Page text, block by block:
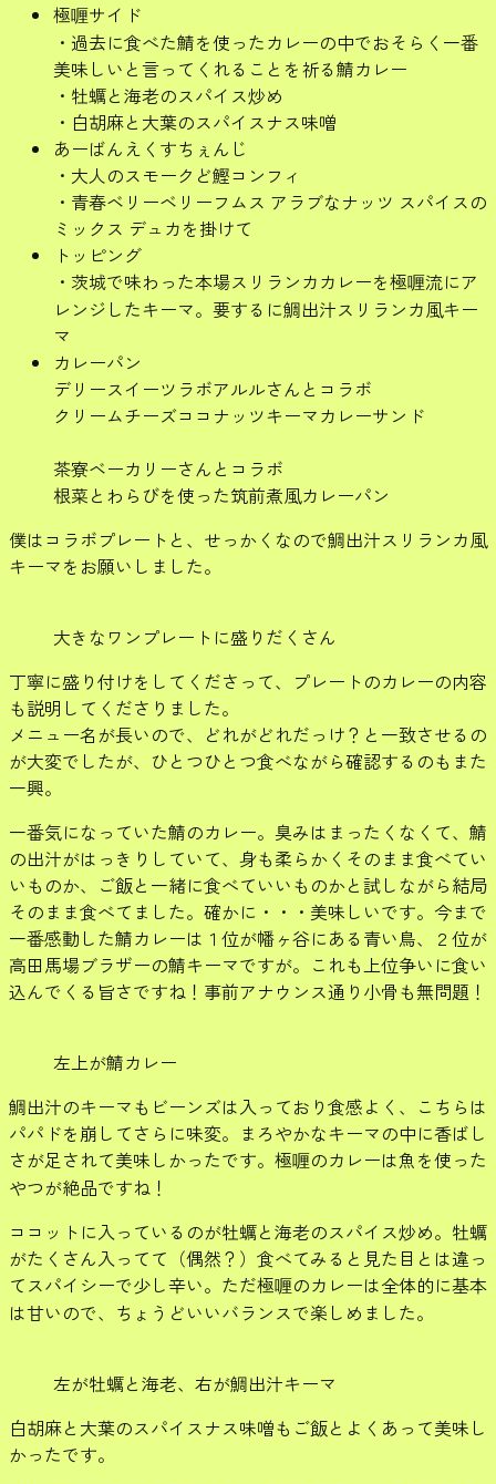
極喱サイド
・過去に食べた鯖を使ったカレーの中でおそらく一番
美味しいと言ってくれることを祈る鯖カレー
・牡蠣と海老のスパイス炒め
・白胡麻と大葉のスパイスナス味噌
あーばんえくすちぇんじ
・大人のスモークど鰹コンフィ
・青春ベリーベリーフムス アラブなナッツ スパイスの
ミックス デュカを掛けて
トッピング
・茨城で味わった本場スリランカカレーを極喱流にア
レンジしたキーマ。要するに鯛出汁スリランカ風キー
マ
カレーパン
デリースイーツラボアルルさんとコラボ
クリームチーズココナッツキーマカレーサンド
茶寮ベーカリーさんとコラボ
根菜とわらびを使った筑前煮風カレーパン
僕はコラボプレートと、せっかくなので鯛出汁スリランカ風
キーマをお願いしました。
大きなワンプレートに盛りだくさん
丁寧に盛り付けをしてくださって、プレートのカレーの内容
も説明してくださりました。
メニュー名が長いので、どれがどれだっけ？と一致させるの
が大変でしたが、ひとつひとつ食べながら確認するのもまた
一興。
一番気になっていた鯖のカレー。臭みはまったくなくて、鯖
の出汁がはっきりしていて、身も柔らかくそのまま食べてい
いものか、ご飯と一緒に食べていいものかと試しながら結局
そのまま食べてました。確かに・・・美味しいです。今まで
一番感動した鯖カレーは１位が幡ヶ谷にある青い鳥、２位が
高田馬場ブラザーの鯖キーマですが。これも上位争いに食い
込んでくる旨さですね！事前アナウンス通り小骨も無問題！
左上が鯖カレー
鯛出汁のキーマもビーンズは入っており食感よく、こちらは
パパドを崩してさらに味変。まろやかなキーマの中に香ばし
さが足されて美味しかったです。極喱のカレーは魚を使った
やつが絶品ですね！
ココットに入っているのが牡蠣と海老のスパイス炒め。牡蠣
がたくさん入ってて（偶然？）食べてみると見た目とは違っ
てスパイシーで少し辛い。ただ極喱のカレーは全体的に基本
は甘いので、ちょうどいいバランスで楽しめました。
左が牡蠣と海老、右が鯛出汁キーマ
白胡麻と大葉のスパイスナス味噌もご飯とよくあって美味し
かったです。